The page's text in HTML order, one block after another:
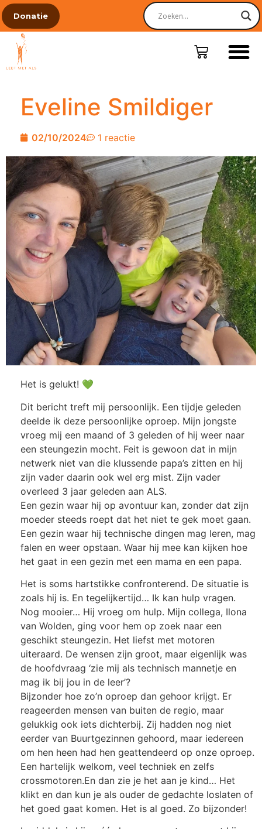
Donatie
Eveline Smildiger
02/10/2024 1 reactie
Het is gelukt! 💚
Dit bericht treft mij persoonlijk. Een tijdje geleden
deelde ik deze persoonlijke oproep. Mijn jongste
vroeg mij een maand of 3 geleden of hij weer naar
een steungezin mocht. Feit is gewoon dat in mijn
netwerk niet van die klussende papa’s zitten en hij
zijn vader daarin ook wel erg mist. Zijn vader
overleed 3 jaar geleden aan ALS.
Een gezin waar hij op avontuur kan, zonder dat zijn
moeder steeds roept dat het niet te gek moet gaan.
Een gezin waar hij technische dingen mag leren, mag
falen en weer opstaan. Waar hij mee kan kijken hoe
het gaat in een gezin met een mama en een papa.
Het is soms hartstikke confronterend. De situatie is
zoals hij is. En tegelijkertijd… Ik kan hulp vragen.
Nog mooier… Hij vroeg om hulp. Mijn collega, Ilona
van Wolden, ging voor hem op zoek naar een
geschikt steungezin. Het liefst met motoren
uiteraard. De wensen zijn groot, maar eigenlijk was
de hoofdvraag ‘zie mij als technisch mannetje en
mag ik bij jou in de leer’?
Bijzonder hoe zo’n oproep dan gehoor krijgt. Er
reageerden mensen van buiten de regio, maar
gelukkig ook iets dichterbij. Zij hadden nog niet
eerder van Buurtgezinnen gehoord, maar iedereen
om hen heen had hen geattendeerd op onze oproep.
Een hartelijk welkom, veel techniek en zelfs
crossmotoren.En dan zie je het aan je kind… Het
klikt en dan kun je als ouder de gedachte loslaten of
het goed gaat komen. Het is al goed. Zo bijzonder!